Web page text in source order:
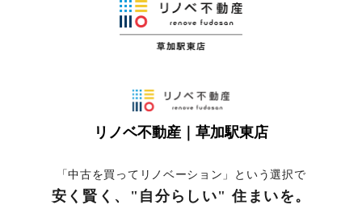
リノベ不動産｜草加駅東店
「中古を買ってリノベーション」という選択で
安く賢く、"自分らしい" 住まいを。